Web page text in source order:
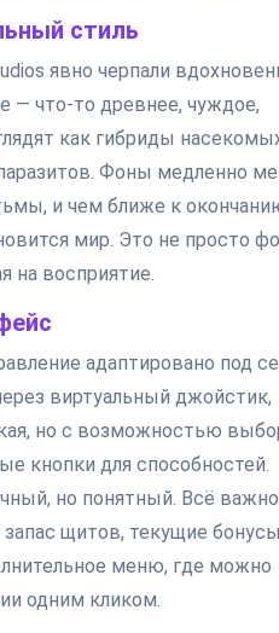
стиль
явно черпали
— что-то древнее, чуждое,
как гибриды
Фоны медленно
и чем ближе к
мир. Это не просто
на восприятие.
адаптировано под
виртуальный джойстик,
но с возможностью
кнопки для способностей.
но понятный. Всё
запас щитов, текущие
меню, где можно
одним кликом.